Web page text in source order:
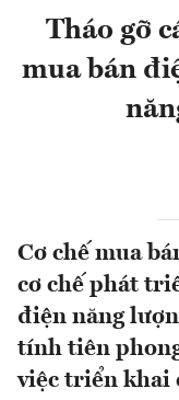
Tháo gỡ
mua bán
Cơ chế mua
cơ chế phát
điện năng
tính tiên
việc triển khai